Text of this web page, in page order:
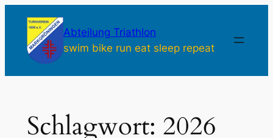
Inhalt
springen
Abteilung Triathlon
swim bike run eat sleep repeat
Schlagwort: 2026